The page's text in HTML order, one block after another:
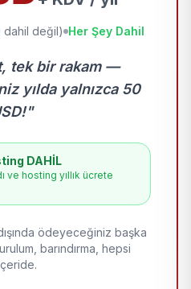
dahil değil) Her Şey Dahil
tek bir rakam —
yılda yalnızca 50
DAHİL
ve hosting yıllık ücrete
ödeyeceğiniz başka
barındırma, hepsi